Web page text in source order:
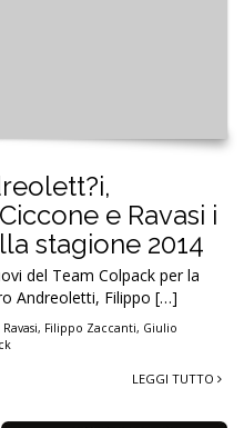
e Ravasi i
stagione 2014
del Team Colpack per la
Andreoletti, Filippo […]
, Filippo Zaccanti, Giulio
LEGGI TUTTO